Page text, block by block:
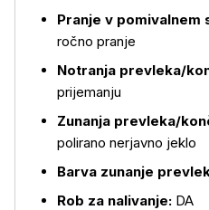
Pranje v pomivalnem
ročno pranje
Notranja prevleka/
prijemanju
Zunanja prevleka/
polirano nerjavno jeklo
Barva zunanje
Rob za nalivanje: DA